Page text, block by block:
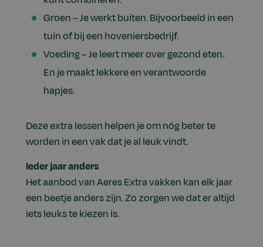
Groen – Je werkt buiten. Bijvoorbeeld in een
tuin of bij een hoveniersbedrijf.
Voeding – Je leert meer over gezond eten.
En je maakt lekkere en verantwoorde
hapjes.
Deze extra lessen helpen je om nóg beter te
worden in een vak dat je al leuk vindt.
Ieder jaar anders
Het aanbod van Aeres Extra vakken kan elk jaar
een beetje anders zijn. Zo zorgen we dat er altijd
iets leuks te kiezen is.